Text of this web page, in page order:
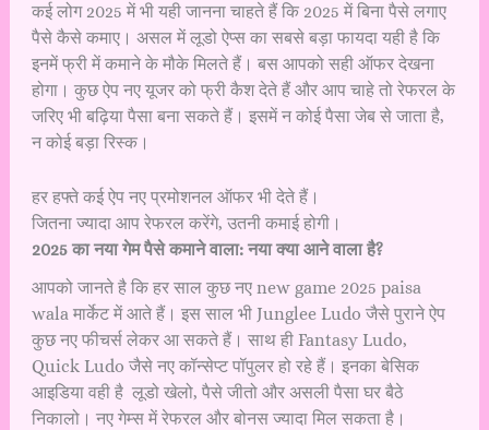
कई लोग 2025 में भी यही जानना चाहते हैं कि 2025 में बिना पैसे लगाए
पैसे कैसे कमाए। असल में लूडो ऐप्स का सबसे बड़ा फायदा यही है कि
इनमें फ्री में कमाने के मौके मिलते हैं। बस आपको सही ऑफर देखना
होगा। कुछ ऐप नए यूजर को फ्री कैश देते हैं और आप चाहे तो रेफरल के
जरिए भी बढ़िया पैसा बना सकते हैं। इसमें न कोई पैसा जेब से जाता है,
न कोई बड़ा रिस्क।
हर हफ्ते कई ऐप नए प्रमोशनल ऑफर भी देते हैं।
जितना ज्यादा आप रेफरल करेंगे, उतनी कमाई होगी।
2025 का नया गेम पैसे कमाने वाला: नया क्या आने वाला है?
आपको जानते है कि हर साल कुछ नए new game 2025 paisa
wala मार्केट में आते हैं। इस साल भी Junglee Ludo जैसे पुराने ऐप
कुछ नए फीचर्स लेकर आ सकते हैं। साथ ही Fantasy Ludo,
Quick Ludo जैसे नए कॉन्सेप्ट पॉपुलर हो रहे हैं। इनका बेसिक
आइडिया वही है लूडो खेलो, पैसे जीतो और असली पैसा घर बैठे
निकालो। नए गेम्स में रेफरल और बोनस ज्यादा मिल सकता है।